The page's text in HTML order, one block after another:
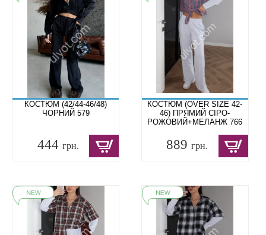
КОСТЮМ (42/44-46/48)
ЧОРНИЙ 579
444 грн.
КОСТЮМ (OVER SIZE 42-
46) ПРЯМИЙ СІРО-
РОЖОВИЙ+МЕЛАНЖ 766
889грн.